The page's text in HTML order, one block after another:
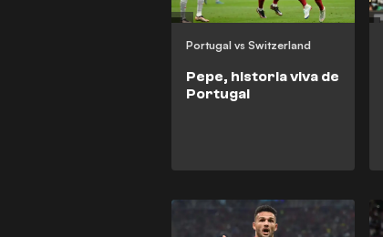
Portugal vs Switzerland
Pepe, historia viva de
Portugal